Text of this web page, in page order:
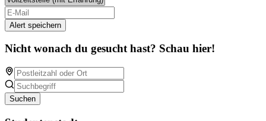
Alert speichern
Nicht wonach du gesucht hast? Schau hier!
Suchen